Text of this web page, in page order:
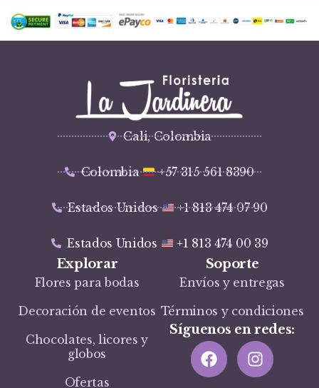
Cali, Colombia
Colombia +57 315 561 8390
Estados Unidos +1 813 474 07 90
Estados Unidos +1 813 474 00 39
Explorar
Flores para bodas
Decoración de eventos
Chocolates, licores y
globos
Ofertas
Soporte
Envíos y entregas
Términos y condiciones
Síguenos en redes: